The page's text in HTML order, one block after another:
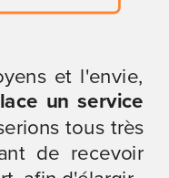
un service
tous très
de recevoir